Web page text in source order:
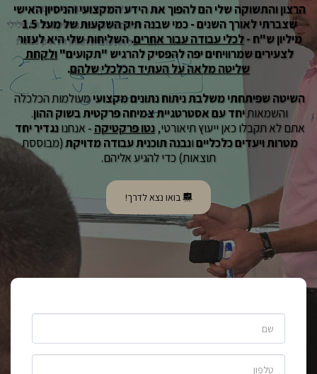
הרצון והתשוקה שלי הם
שצברתי לאורך השנים - כמי שבנה תיק השקעות של מעל 1.5
מיליון ש"ח - לכלי עבודה עבור אחרים.
השליחות שלי היא לעזור
לצעירים שמרוויחים יפה להפסיק להרגיש "תקועים"
שליטה מלאה על העתיד הכלכלי שלהם.
השיטה שפיתחתי משלבת ניתוח נתונים מקצועי
והשמאות יחד עם אסטרטגיית צמיחה פרקטית בשוק ההון.
אתם לא תקבלו כאן ייעוץ תיאורטי, נטו פרקטיקה - אנחנו נגדיר יחד
מטרות ויעדים כלכליים ונבנה תוכנית עבודה מדויקת
(מבוססת
תוצאות) כדי להגיע אליהם.
בואו נצא לדרך!